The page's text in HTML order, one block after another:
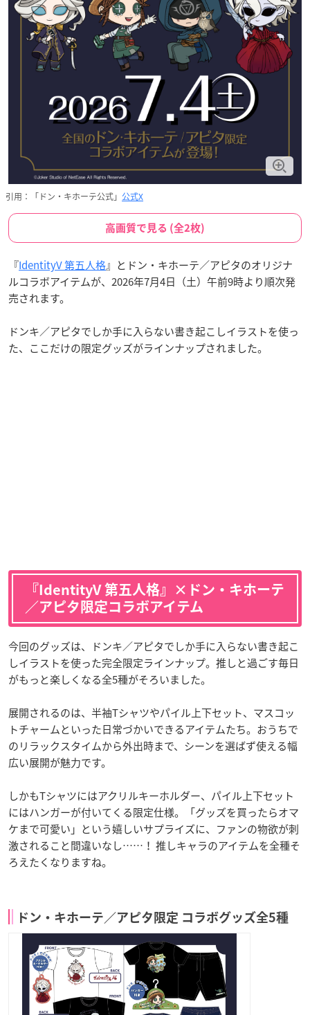
引用：「ドン・キホーテ公式」 公式X
高画質で見る (全2枚)
『IdentityV 第五人格』とドン・キホーテ／アピタのオリジナ
ルコラボアイテムが、2026年7月4日（土）午前9時より順次発
売されます。
ドンキ／アピタでしか手に入らない書き起こしイラストを使っ
た、ここだけの限定グッズがラインナップされました。
『IdentityV 第五人格』×ドン・キホーテ
／アピタ限定コラボアイテム
今回のグッズは、ドンキ／アピタでしか手に入らない書き起こ
しイラストを使った完全限定ラインナップ。推しと過ごす毎日
がもっと楽しくなる全5種がそろいました。
展開されるのは、半袖Tシャツやパイル上下セット、マスコッ
トチャームといった日常づかいできるアイテムたち。おうちで
のリラックスタイムから外出時まで、シーンを選ばず使える幅
広い展開が魅力です。
しかもTシャツにはアクリルキーホルダー、パイル上下セット
にはハンガーが付いてくる限定仕様。「グッズを買ったらオマ
ケまで可愛い」という嬉しいサプライズに、ファンの物欲が刺
激されること間違いなし……！ 推しキャラのアイテムを全種そ
ろえたくなりますね。
ドン・キホーテ／アピタ限定 コラボグッズ全5種